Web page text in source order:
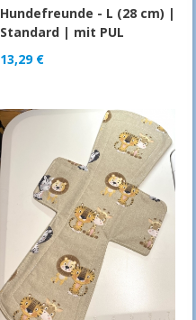
Hundefreunde - L (28 cm) |
Standard | mit PUL
13,29 €